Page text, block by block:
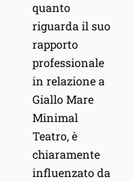
quanto
riguarda il suo
rapporto
professionale
in relazione a
Giallo Mare
Minimal
Teatro, è
chiaramente
influenzato da